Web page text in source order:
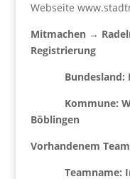
Webseite
Mitmachen →
Registrierung
Bundesland:
Kommune: Weil
Böblingen
Vorhandenem
Teamname: